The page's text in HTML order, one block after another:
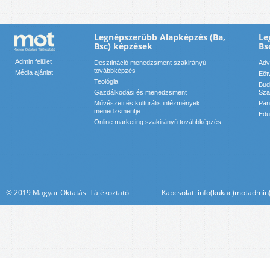
Admin felület
Média ajánlat
Legnépszerűbb Alapképzés (Ba,
Bsc) képzések
Desztináció menedzsment szakirányú
továbbképzés
Teológia
Gazdálkodási és menedzsment
Művészeti és kulturális intézmények
menedzsmentje
Online marketing szakirányú továbbképzés
© 2019 Magyar Oktatási Tájékoztató Kapcsolat: